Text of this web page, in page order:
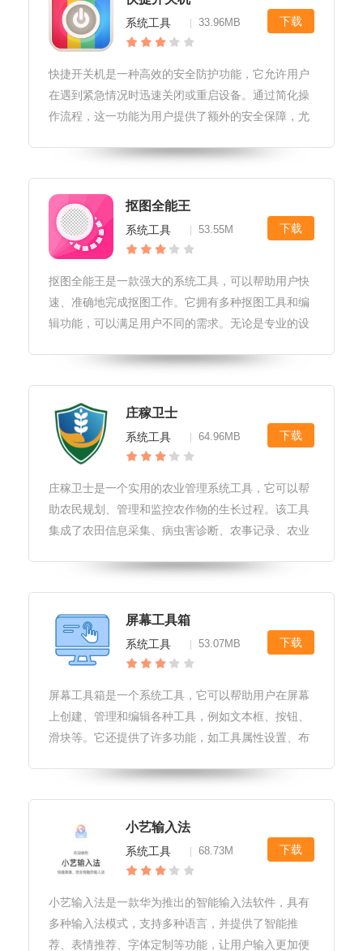
系统工具 33.96MB 下载
快捷开关机是一种高效的安全防护功能，它允许用户
在遇到紧急情况时迅速关闭或重启设备。通过简化操
作流程，这一功能为用户提供了额外的安全保障，尤
减少潜在风险。快捷开关机软件亮点1.快速启动与关
闭：软件提供了一键式的快速启
抠图全能王
系统工具 53.55M 下载
抠图全能王是一款强大的系统工具，可以帮助用户快
速、准确地完成抠图工作。它拥有多种抠图工具和编
辑功能，可以满足用户不同的需求。无论是专业的设
成抠图任务。抠图全能王软件特色1.强大的抠图功
能：抠图全能王能够快速准确地识
庄稼卫士
系统工具 64.96MB 下载
庄稼卫士是一个实用的农业管理系统工具，它可以帮
助农民规划、管理和监控农作物的生长过程。该工具
集成了农田信息采集、病虫害诊断、农事记录、农业
管理方案。庄稼卫士软件优势1.高效便捷:庄稼卫士软
件的操作简单直观，使得用户
屏幕工具箱
系统工具 53.07MB 下载
屏幕工具箱是一个系统工具，它可以帮助用户在屏幕
上创建、管理和编辑各种工具，例如文本框、按钮、
滑块等。它还提供了许多功能，如工具属性设置、布
速创建出美观、易用的界面。屏幕工具箱软件特色1.
特色一：提供屏幕色彩调整，可
小艺输入法
系统工具 68.73M 下载
小艺输入法是一款华为推出的智能输入法软件，具有
多种输入法模式，支持多种语言，并提供了智能推
荐、表情推荐、字体定制等功能，让用户输入更加便